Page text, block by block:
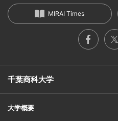
千葉商科大学
MIRAI Times
大学概要